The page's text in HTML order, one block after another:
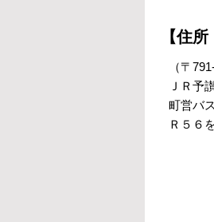
【住所
（〒
ＪＲ予
町営バ
Ｒ５６